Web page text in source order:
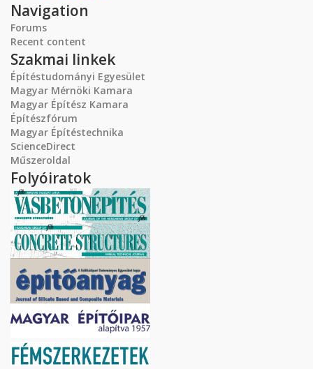
Navigation
Forums
Recent content
Szakmai linkek
Építéstudományi Egyesület
Magyar Mérnöki Kamara
Magyar Építész Kamara
Építészfórum
Magyar Építéstechnika
ScienceDirect
Műszeroldal
Folyóiratok